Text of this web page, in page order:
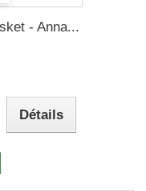
- Anna...
Détails